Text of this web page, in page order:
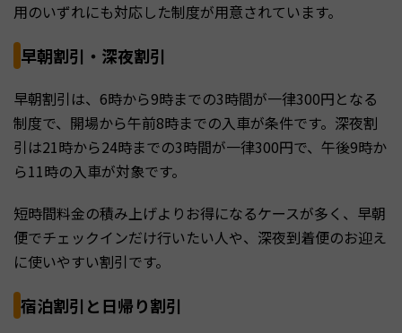
用のいずれにも対応した制度が用意されています。
早朝割引・深夜割引
早朝割引は、6時から9時までの3時間が一律300円となる
制度で、開場から午前8時までの入車が条件です。深夜割
引は21時から24時までの3時間が一律300円で、午後9時か
ら11時の入車が対象です。
短時間料金の積み上げよりお得になるケースが多く、早朝
便でチェックインだけ行いたい人や、深夜到着便のお迎え
に使いやすい割引です。
宿泊割引と日帰り割引